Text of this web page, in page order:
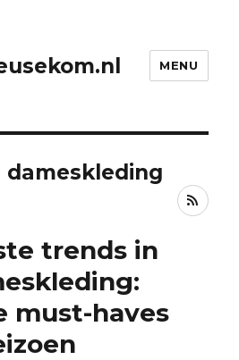
MENU
dameskleding
RSS
trends in
must-haves